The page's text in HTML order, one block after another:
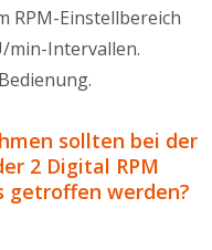
RPM-Einstellbereich
min-Intervallen.
sollten bei der
2 Digital RPM
getroffen werden?